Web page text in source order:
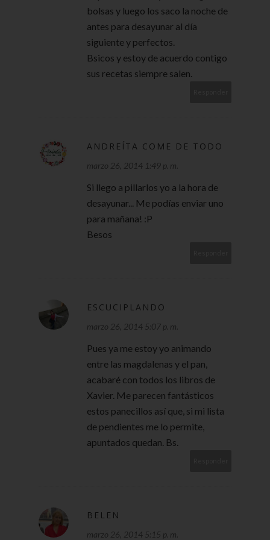
bolsas y luego los saco la noche de
antes para desayunar al día
siguiente y perfectos.
Bsicos y estoy de acuerdo contigo
sus recetas siempre salen.
ANDREÍTA COME DE TODO
marzo 26, 2014 1:49 p. m.
Si llego a pillarlos yo a la hora de
desayunar... Me podías enviar uno
para mañana! :P
Besos
ESCUCIPLANDO
marzo 26, 2014 5:07 p. m.
Pues ya me estoy yo animando
entre las magdalenas y el pan,
acabaré con todos los libros de
Xavier. Me parecen fantásticos
estos panecillos así que, si mi lista
de pendientes me lo permite,
apuntados quedan. Bs.
BELEN
marzo 26, 2014 5:15 p. m.